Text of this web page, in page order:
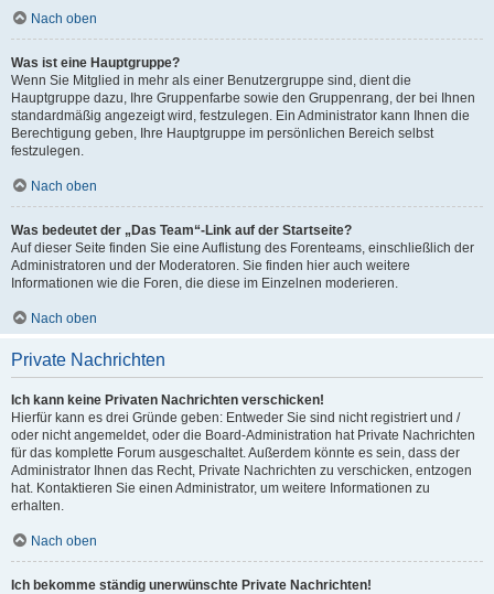
Nach oben
Was ist eine Hauptgruppe?
Wenn Sie Mitglied in mehr als einer Benutzergruppe sind, dient die
Hauptgruppe dazu, Ihre Gruppenfarbe sowie den Gruppenrang, der bei Ihnen
standardmäßig angezeigt wird, festzulegen. Ein Administrator kann Ihnen die
Berechtigung geben, Ihre Hauptgruppe im persönlichen Bereich selbst
festzulegen.
Nach oben
Was bedeutet der „Das Team“-Link auf der Startseite?
Auf dieser Seite finden Sie eine Auflistung des Forenteams, einschließlich der
Administratoren und der Moderatoren. Sie finden hier auch weitere
Informationen wie die Foren, die diese im Einzelnen moderieren.
Nach oben
Private Nachrichten
Ich kann keine Privaten Nachrichten verschicken!
Hierfür kann es drei Gründe geben: Entweder Sie sind nicht registriert und /
oder nicht angemeldet, oder die Board-Administration hat Private Nachrichten
für das komplette Forum ausgeschaltet. Außerdem könnte es sein, dass der
Administrator Ihnen das Recht, Private Nachrichten zu verschicken, entzogen
hat. Kontaktieren Sie einen Administrator, um weitere Informationen zu
erhalten.
Nach oben
Ich bekomme ständig unerwünschte Private Nachrichten!